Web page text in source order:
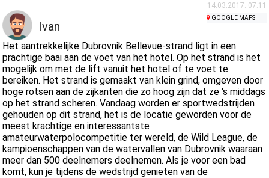
webcams
Ontmoet Kroatië
musea
14.03.2017. 07:11
Ivan
GOOGLE MAPS
Het aantrekkelijke Dubrovnik Bellevue-strand ligt in een
prachtige baai aan de voet van het hotel. Op het strand is het
mogelijk om met de lift vanuit het hotel of te voet te
bereiken. Het strand is gemaakt van klein grind, omgeven door
hoge rotsen aan de zijkanten die zo hoog zijn dat ze 's middags
op het strand scheren. Vandaag worden er sportwedstrijden
gehouden op dit strand, het is de locatie geworden voor de
meest krachtige en interessantste
amateurwaterpolocompetitie ter wereld, de Wild League, de
kampioenschappen van de watervallen van Dubrovnik waaraan
meer dan 500 deelnemers deelnemen. Als je voor een bad
komt, kun je tijdens de wedstrijd genieten van de